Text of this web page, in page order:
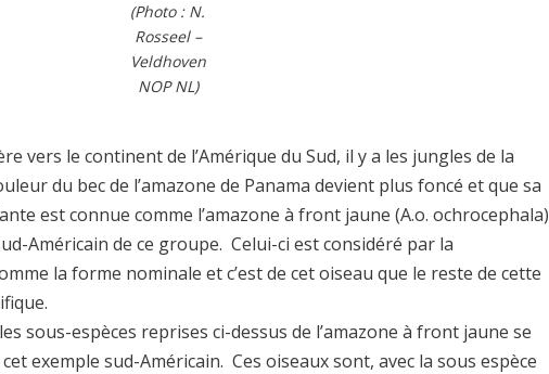
(Photo : N.
Rosseel –
Veldhoven
NOP NL)
vers le continent de l’Amérique du Sud, il y a les jungles de la
du bec de l’amazone de Panama devient plus foncé et que sa
est connue comme l’amazone à front jaune (A.o. ochrocephala)
Américain de ce groupe. Celui-ci est considéré par la
la forme nominale et c’est de cet oiseau que le reste de cette
sous-espèces reprises ci-dessus de l’amazone à front jaune se
exemple sud-Américain. Ces oiseaux sont, avec la sous espèce